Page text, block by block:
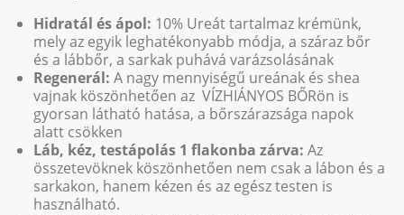
Hidratál és ápol: 10% Ureát tartalmaz krémünk,
mely az egyik leghatékonyabb módja, a száraz bőr
és a lábbőr, a sarkak puhává varázsolásának
Regenerál: A nagy mennyiségű ureának és shea
vajnak köszönhetően az VÍZHIÁNYOS BŐRön is
gyorsan látható hatása, a bőrszárazsága napok
alatt csökken
Láb, kéz, testápolás 1 flakonba zárva: Az
összetevöknek köszönhetően nem csak a lábon és a
sarkakon, hanem kézen és az egész testen is
használható.